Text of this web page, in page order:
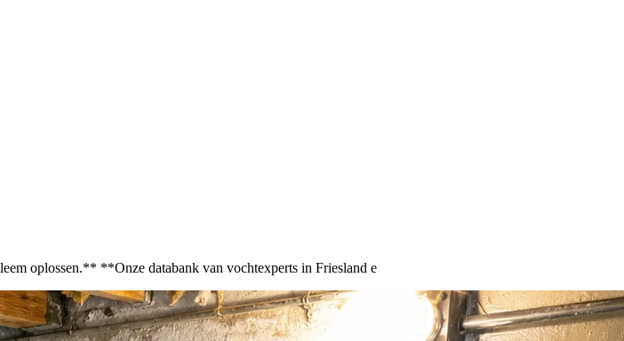
oplossen.** **Onze databank van vochtexperts in Friesland e